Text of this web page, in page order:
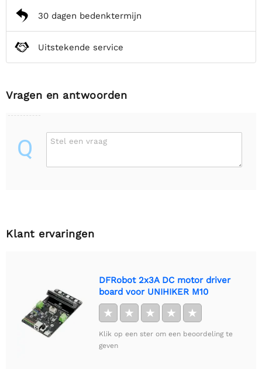
30 dagen bedenktermijn
Uitstekende service
Vragen en antwoorden
Q Stel een vraag
Klant ervaringen
DFRobot 2x3A DC motor driver
board voor UNIHIKER M10
★ ★ ★ ★ ★
Klik op een ster om een beoordeling te
geven